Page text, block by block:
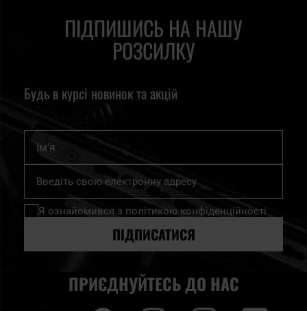
ПІДПИШИСЬ НА НАШУ
РОЗСИЛКУ
Будь в курсі новинок та акцій
Підпишіться
нашу
розсилку
Я ознайомився з політикою конфіденційності
ПІДПИСАТИСЯ
ПРИЄДНУЙТЕСЬ ДО НАС